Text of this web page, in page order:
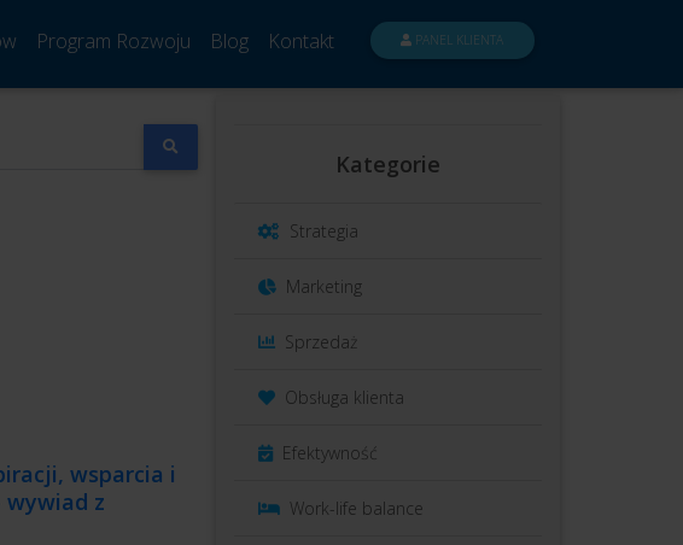
Program Rozwoju Blog Kontakt PANEL KLIENTA
wsparcia i
wywiad z
Kategorie
Strategia
Marketing
Sprzedaż
Obsługa klienta
Efektywność
Work-life balance